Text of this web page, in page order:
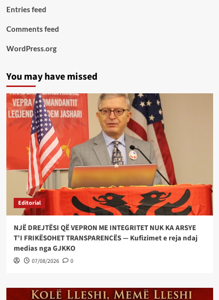
Entries feed
Comments feed
WordPress.org
You may have missed
Editorial
NJË DREJTËSI QË VEPRON ME INTEGRITET NUK KA ARSYE
T’I FRIKËSOHET TRANSPARENCËS — Kufizimet e reja ndaj
medias nga GJKKO
07/08/2026 0